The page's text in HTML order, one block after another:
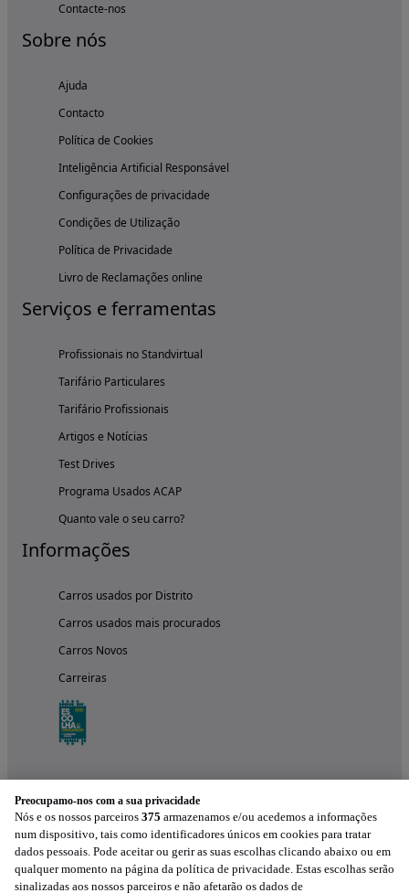
Contacte-nos
Sobre nós
Ajuda
Contacto
Política de Cookies
Inteligência Artificial Responsável
Configurações de privacidade
Condições de Utilização
Política de Privacidade
Livro de Reclamações online
Serviços e ferramentas
Profissionais no Standvirtual
Tarifário Particulares
Tarifário Profissionais
Artigos e Notícias
Test Drives
Programa Usados ACAP
Quanto vale o seu carro?
Informações
Carros usados por Distrito
Carros usados mais procurados
Carros Novos
Carreiras
Experimenta a aplicação
Preocupamo-nos com a sua privacidade
Nós e os nossos parceiros 375 armazenamos e/ou acedemos a informações
num dispositivo, tais como identificadores únicos em cookies para tratar
dados pessoais. Pode aceitar ou gerir as suas escolhas clicando abaixo ou em
qualquer momento na página da política de privacidade. Estas escolhas serão
sinalizadas aos nossos parceiros e não afetarão os dados de